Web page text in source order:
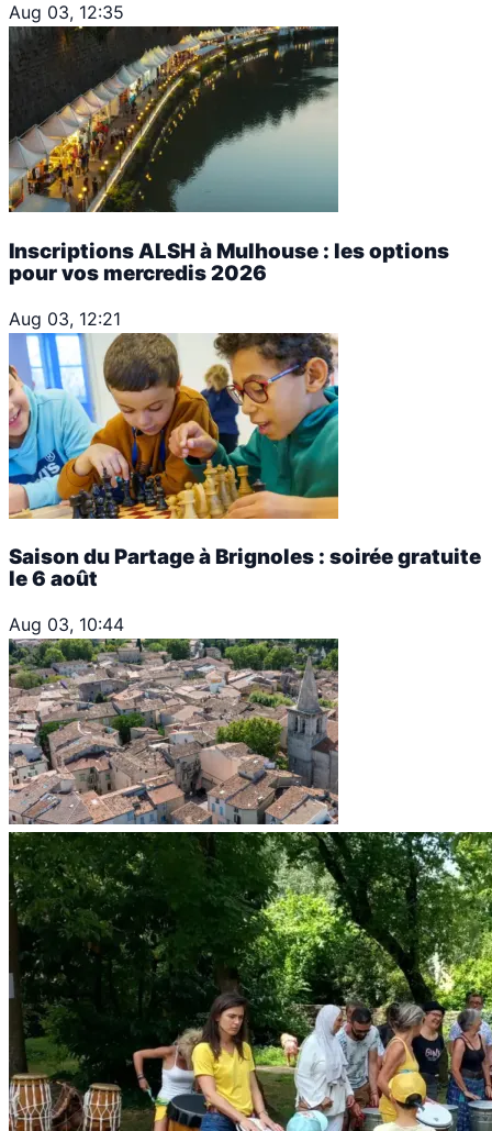
Aug 03, 12:35
Inscriptions ALSH à Mulhouse : les options
pour vos mercredis 2026
Aug 03, 12:21
Saison du Partage à Brignoles : soirée gratuite
le 6 août
Aug 03, 10:44